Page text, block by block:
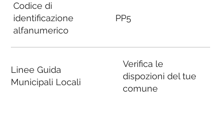
Codice di
identificazione
alfanumerico
Linee Guida
Municipali Locali
PP5
Verifica le
dispozioni del tue
comune